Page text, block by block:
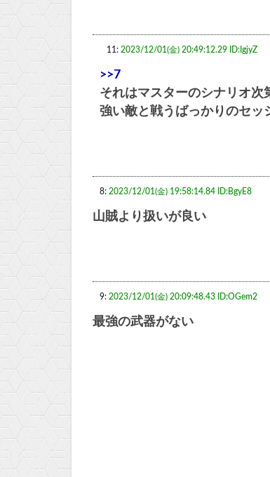
11: 2023/12/01(金) 20:49:12.29 ID:IgjyZ
>>7
それはマスターのシナリオ次
強い敵と戦うばっかりのセッ
8: 2023/12/01(金) 19:58:14.84 ID:BgyE8
山賊より扱いが良い
9: 2023/12/01(金) 20:09:48.43 ID:OGem2
最強の武器がない